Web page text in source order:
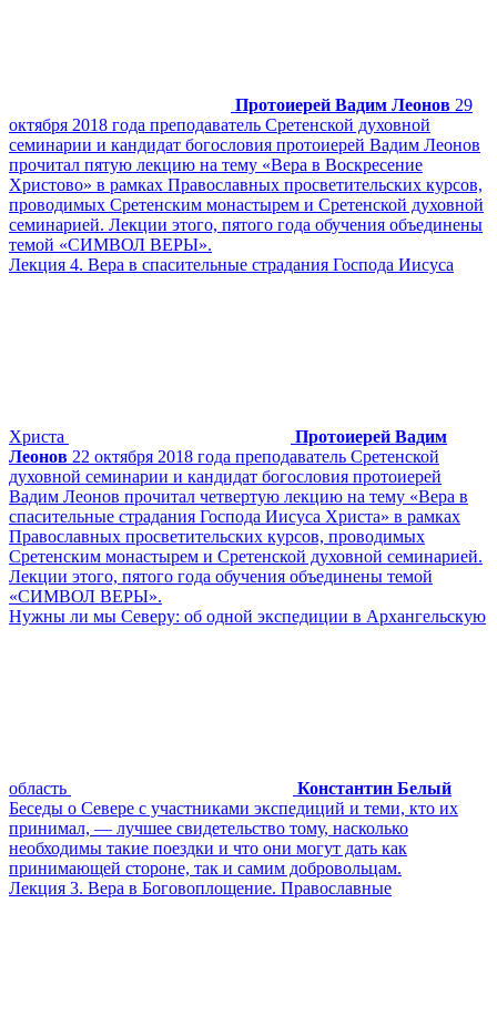
Протоиерей Вадим Леонов 29
октября 2018 года преподаватель Сретенской духовной
семинарии и кандидат богословия протоиерей Вадим Леонов
прочитал пятую лекцию на тему «Вера в Воскресение
Христово» в рамках Православных просветительских курсов,
проводимых Сретенским монастырем и Сретенской духовной
семинарией. Лекции этого, пятого года обучения объединены
темой «СИМВОЛ ВЕРЫ».
Лекция 4. Вера в спасительные страдания Господа Иисуса
Христа
Протоиерей Вадим
Леонов 22 октября 2018 года преподаватель Сретенской
духовной семинарии и кандидат богословия протоиерей
Вадим Леонов прочитал четвертую лекцию на тему «Вера в
спасительные страдания Господа Иисуса Христа» в рамках
Православных просветительских курсов, проводимых
Сретенским монастырем и Сретенской духовной семинарией.
Лекции этого, пятого года обучения объединены темой
«СИМВОЛ ВЕРЫ».
Нужны ли мы Северу: об одной экспедиции в Архангельскую
область
Константин Белый
Беседы о Севере с участниками экспедиций и теми, кто их
принимал, — лучшее свидетельство тому, насколько
необходимы такие поездки и что они могут дать как
принимающей стороне, так и самим добровольцам.
Лекция 3. Вера в Боговоплощение. Православные